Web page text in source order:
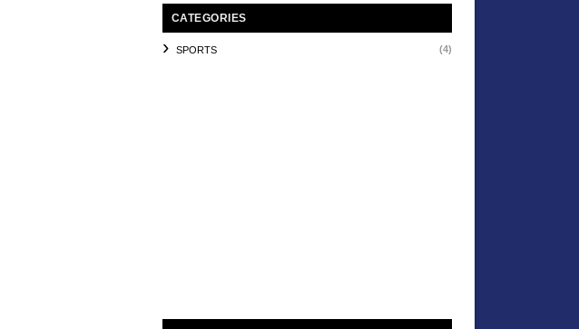
CATEGORIES
SPORTS (4)